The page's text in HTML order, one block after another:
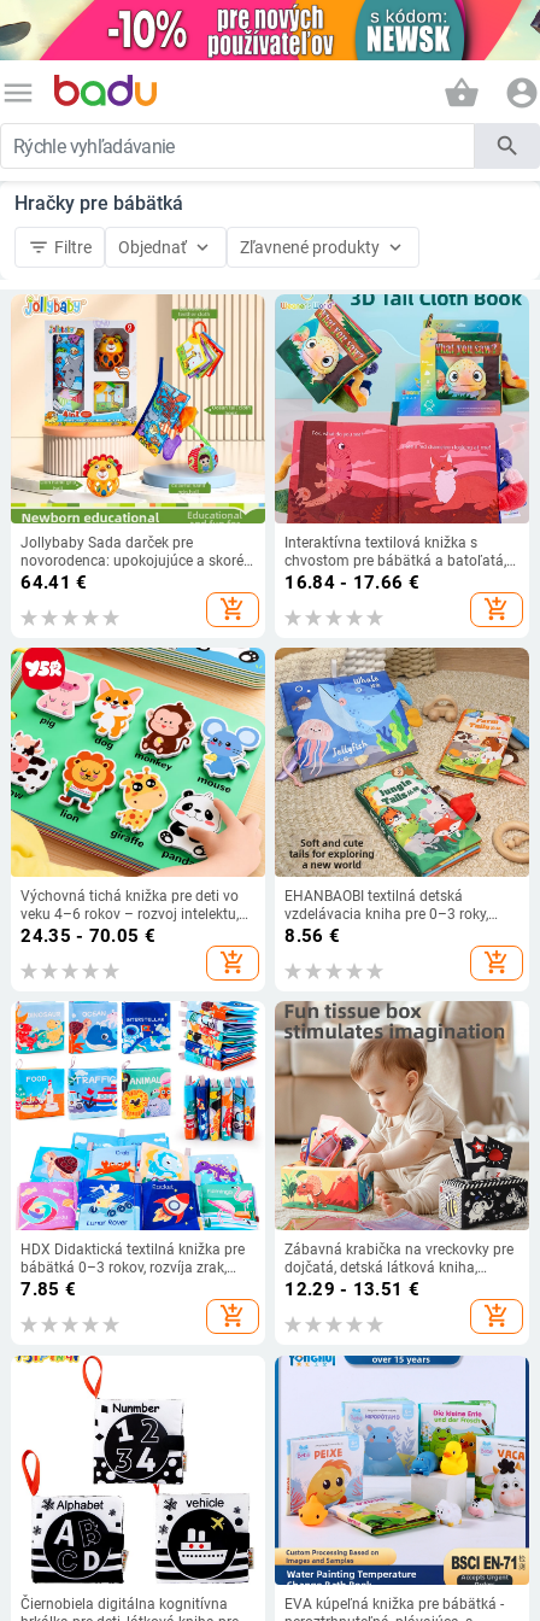
menu shopping_basket account_circle
search
Hračky pre bábätká
filter_list Filtre Objednať keyboard_arrow_down Zľavnené produkty keyboard_arrow_down
Jollybaby Sada darček pre
novorodenca: upokojujúce a skoré
vzdelávanie – látková knižka,
hrkálka a detské hračky pre 0–6
mesiacov
64.41 €
add_shopping_cart
Interaktívna textilová knižka s
chvostom pre bábätká a batoľatá,
pratelná, hryzacia a odolná voči
trhnutiu, vzdelávacia hračka pre
predškolský vek
16.84 - 17.66 €
add_shopping_cart
Výchovná tichá knižka pre deti vo
veku 4–6 rokov – rozvoj intelektu,
koordinácie ruky a oka
prostredníctvom trhania a lepenia
24.35 - 70.05 €
add_shopping_cart
EHANBAOBI textilná detská
vzdelávacia kniha pre 0–3 roky,
odolná voči roztrhnutiu a bezpečná
8.56 €
add_shopping_cart
HDX Didaktická textilná knižka pre
bábätká 0–3 rokov, rozvíja zrak,
hmat, zmysly, koordináciu ruka-oko
7.85 €
add_shopping_cart
Zábavná krabička na vreckovky pre
dojčatá, detská látková kniha,
puzzle, krúžok na papier, môže
uhryznúť, hračky na upokojenie
novorodencov vo veku 0-3 rokov
12.29 - 13.51 €
add_shopping_cart
Čiernobiela digitálna kognitívna
EVA kúpeľná knižka pre bábätká -